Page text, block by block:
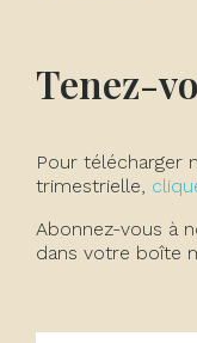
Tenez-
Pour télécharger
trimestrielle,
Abonnez-vous à
dans votre boîte